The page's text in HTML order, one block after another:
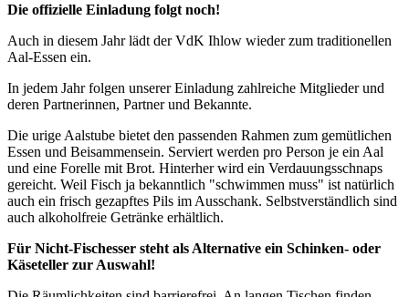
Die offizielle Einladung folgt noch!
Auch in diesem Jahr lädt der VdK Ihlow wieder zum traditionellen
Aal-Essen ein.
In jedem Jahr folgen unserer Einladung zahlreiche Mitglieder und
deren Partnerinnen, Partner und Bekannte.
Die urige Aalstube bietet den passenden Rahmen zum gemütlichen
Essen und Beisammensein. Serviert werden pro Person je ein Aal
und eine Forelle mit Brot. Hinterher wird ein Verdauungsschnaps
gereicht. Weil Fisch ja bekanntlich "schwimmen muss" ist natürlich
auch ein frisch gezapftes Pils im Ausschank. Selbstverständlich sind
auch alkoholfreie Getränke erhältlich.
Für Nicht-Fischesser steht als Alternative ein Schinken- oder
Käseteller zur Auswahl!